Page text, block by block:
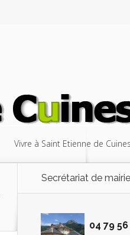
Vivre à Saint Etienne de Cuines
Secrétariat de mairie
04 79